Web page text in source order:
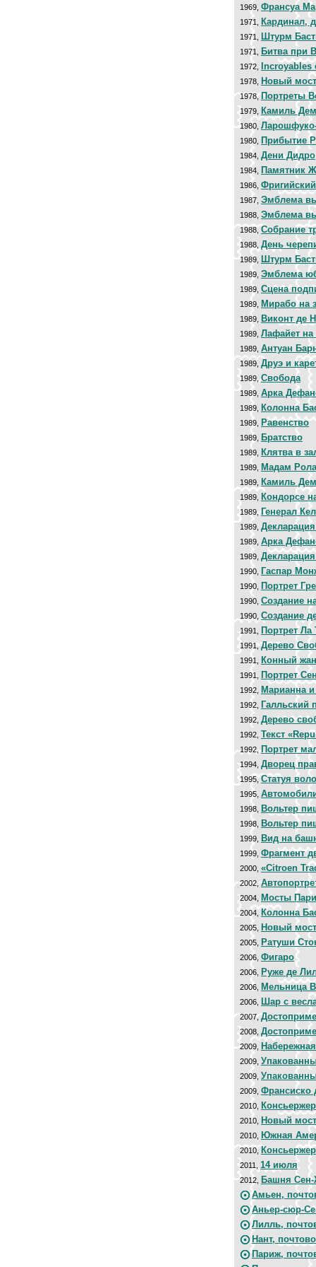
1969, Франсуа
1971, Кардинал,
1971, Штурм
1971, Битва при
1972, Incroyables
1978, Новый мост
1978,Портреты
1979, Камиль
1980,
1980, Прибытие
1984, Дени Дидро
1984, Памятник
1986,
1987, Эмблема
1988, Эмблема
1988, Собрание
1988, День
1989, Штурм
1989, Эмблема
1989, Сцена
1989, Мирабо на
1989, Виконт де
1989, Лафайет на
1989, Антуан
1989, Друэ и
1989,Свобода
1989, Арка
1989, Колонна
1989, Равенство
1989, Братство
1989, Клятва в
1989, Мадам
1989, Камиль
1989, Кондорсе
1989,Генерал
1989,
1989, Арка
1989,
1990, Гаспар
1990, Портрет
1990, Создание
1990, Создание
1991, Портрет Ла
1991,Дерево
1991, Конный
1991, Портрет
1992, Марианна и
1992, Галльский
1992, Дерево
1992, Текст
1992,Портрет
1994, Дворец
1995,Статуя
1995,
1998, Вольтер
1998, Вольтер
1999, Вид на
1999, Фрагмент
2000, «Citroen
2002,
2004, Мосты
2004, Колонна
2005, Новый мост
2005, Ратуши
2006, Фигаро
2006, Руже де
2006, Мельница
2006, Шар с
2007,
2008,
2009,
2009,
2009,
2009, Франсиско
2010,
2010, Новый мост
2010, Южная
2010,
2011, 14 июля
2012, Башня
Амьен,
Аньер-сюр-
Лилль,
Нант,
Париж,